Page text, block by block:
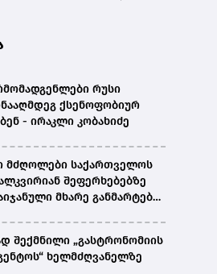
რუსი
ქსენოფობიურ
- ირაკლი კობახიძე
მძღოლები საქართველოს
შეფერხებებზე
მხარე განმარტებას
შექმნილი „გასტრონომიის
ხელმძღვანელზე